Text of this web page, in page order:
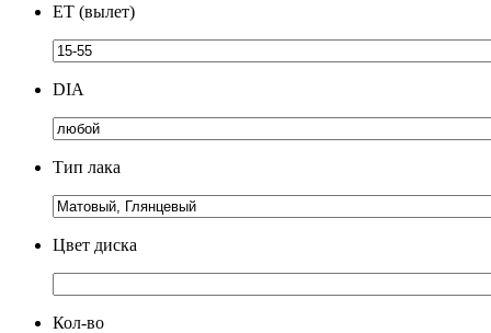
ЕТ (вылет)
DIA
Тип лака
Цвет диска
Кол-во